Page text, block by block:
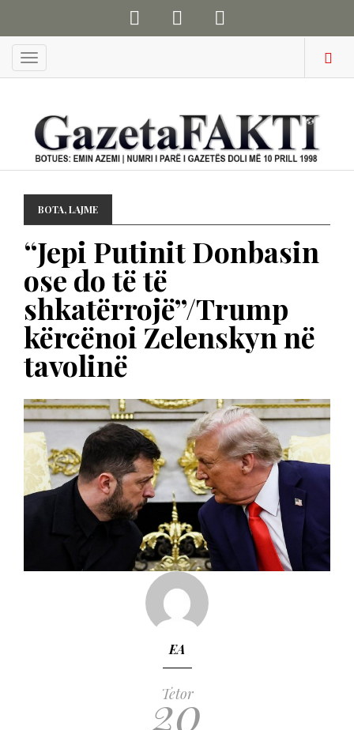
Menu
BOTA,LAJME
“Jepi Putinit Donbasin
ose do të të
shkatërrojë”/Trump
kërcënoi Zelenskyn në
tavolinë
EA
Tetor
20